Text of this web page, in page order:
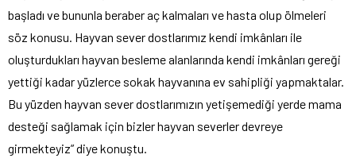
başladı ve bununla beraber aç kalmaları ve hasta olup ölmeleri
söz konusu. Hayvan sever dostlarımız kendi imkânları ile
oluşturdukları hayvan besleme alanlarında kendi imkânları gereği
yettiği kadar yüzlerce sokak hayvanına ev sahipliği yapmaktalar.
Bu yüzden hayvan sever dostlarımızın yetişemediği yerde mama
desteği sağlamak için bizler hayvan severler devreye
girmekteyiz” diye konuştu.